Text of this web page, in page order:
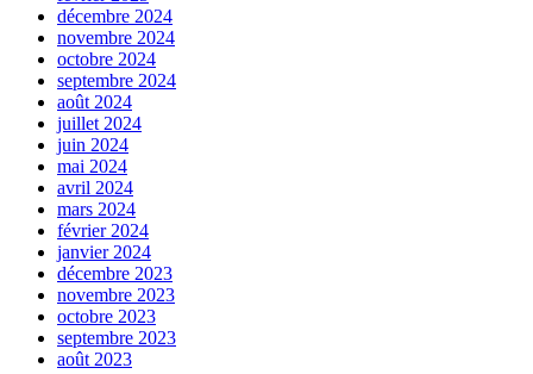
décembre 2024
novembre 2024
octobre 2024
septembre 2024
août 2024
juillet 2024
juin 2024
mai 2024
avril 2024
mars 2024
février 2024
janvier 2024
décembre 2023
novembre 2023
octobre 2023
septembre 2023
août 2023